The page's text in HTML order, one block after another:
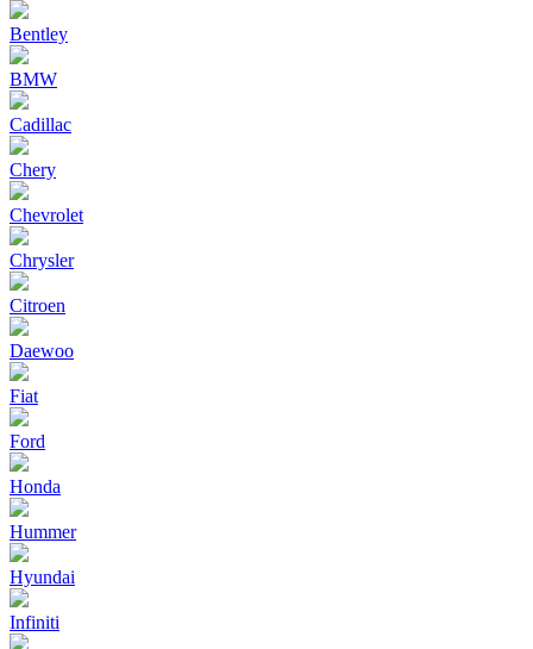
Bentley
BMW
Cadillac
Chery
Chevrolet
Chrysler
Citroen
Daewoo
Fiat
Ford
Honda
Hummer
Hyundai
Infiniti